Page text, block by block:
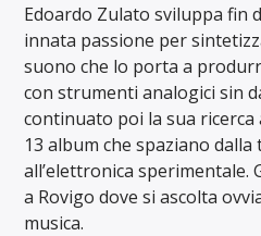
Edoardo Zulato sviluppa fin
innata passione per
suono che lo porta a
con strumenti analogici sin
continuato poi la sua
13 album che spaziano
all’elettronica sperimentale.
a Rovigo dove si ascolta
musica.